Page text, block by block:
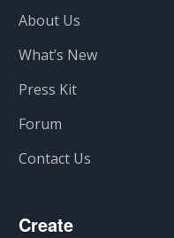
About Us
What’s New
Press Kit
Forum
Contact Us
Create